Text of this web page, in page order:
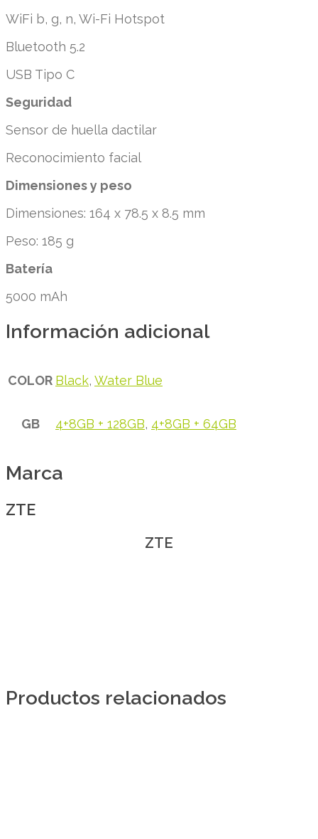
WiFi b, g, n, Wi-Fi Hotspot
Bluetooth 5.2
USB Tipo C
Seguridad
Sensor de huella dactilar
Reconocimiento facial
Dimensiones y peso
Dimensiones: 164 x 78.5 x 8.5 mm
Peso: 185 g
Batería
5000 mAh
Información adicional
COLOR Black, Water Blue
GB 4+8GB + 128GB, 4+8GB + 64GB
Marca
ZTE
ZTE
Productos relacionados